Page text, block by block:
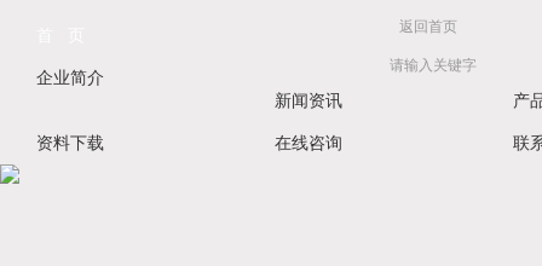
返回首页
企业简介
新闻资讯
产
资料下载 在线咨询 联